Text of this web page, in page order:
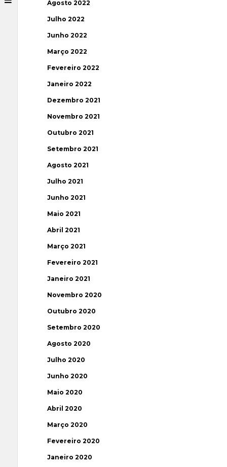
Agosto 2022
Julho 2022
Junho 2022
Março 2022
Fevereiro 2022
Janeiro 2022
Dezembro 2021
Novembro 2021
Outubro 2021
Setembro 2021
Agosto 2021
Julho 2021
Junho 2021
Maio 2021
Abril 2021
Março 2021
Fevereiro 2021
Janeiro 2021
Novembro 2020
Outubro 2020
Setembro 2020
Agosto 2020
Julho 2020
Junho 2020
Maio 2020
Abril 2020
Março 2020
Fevereiro 2020
Janeiro 2020